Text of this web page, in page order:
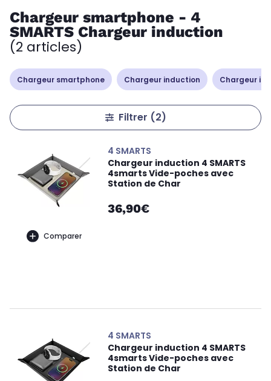
Chargeur smartphone - 4
SMARTS Chargeur induction
(2 articles)
Chargeur smartphone Chargeur induction Chargeur
Filtrer (2)
Comparer
4 SMARTS
Chargeur induction 4 SMARTS
4smarts Vide-poches avec
Station de Char
36,90€
4 SMARTS
Chargeur induction 4 SMARTS
4smarts Vide-poches avec
Station de Char